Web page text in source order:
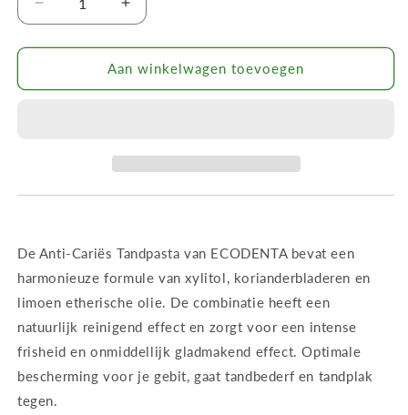
Aantal
verlagen
voor
ECODENTA
Anti-
Aantal
verhogen
voor
ECODENTA
Anti-
Aan winkelwagen toevoegen
De Anti-Cariës Tandpasta van ECODENTA bevat een
harmonieuze formule van xylitol, korianderbladeren en
limoen etherische olie. De combinatie heeft een
natuurlijk reinigend effect en zorgt voor een intense
frisheid en onmiddellijk gladmakend effect. Optimale
bescherming voor je gebit, gaat tandbederf en tandplak
tegen.